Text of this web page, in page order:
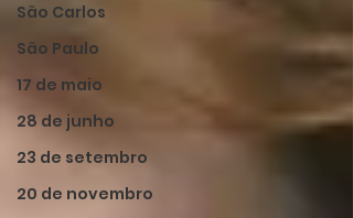
São Carlos
São Paulo
17 de maio
28 de junho
23 de setembro
20 de novembro